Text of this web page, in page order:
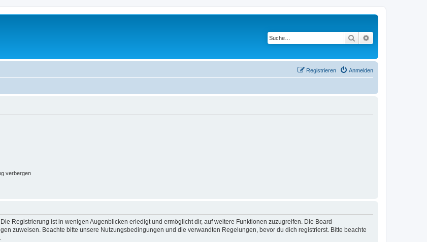
Suche
Anmelden
Registrieren
verbergen
Registrierung ist in wenigen Augenblicken erledigt und ermöglicht dir, auf weitere Funktionen zuzugreifen. Die Board-
zuweisen. Beachte bitte unsere Nutzungsbedingungen und die verwandten Regelungen, bevor du dich registrierst. Bitte beachte